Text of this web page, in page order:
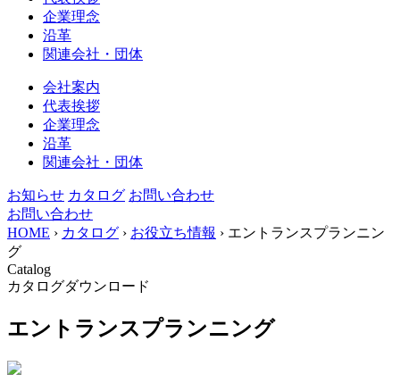
企業理念
沿革
関連会社・団体
会社案内
代表挨拶
企業理念
沿革
関連会社・団体
お知らせ カタログ お問い合わせ
お問い合わせ
HOME › カタログ › お役立ち情報 › エントランスプランニン
グ
Catalog
カタログダウンロード
エントランスプランニング